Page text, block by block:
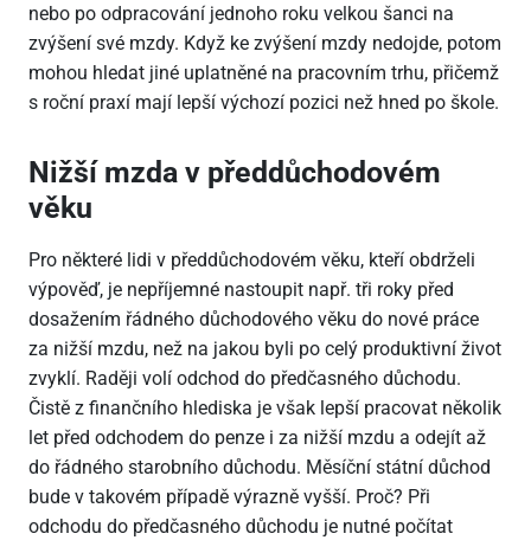
nebo po odpracování jednoho roku velkou šanci na
zvýšení své mzdy. Když ke zvýšení mzdy nedojde, potom
mohou hledat jiné uplatněné na pracovním trhu, přičemž
s roční praxí mají lepší výchozí pozici než hned po škole.
Nižší mzda v předdůchodovém
věku
Pro některé lidi v předdůchodovém věku, kteří obdrželi
výpověď, je nepříjemné nastoupit např. tři roky před
dosažením řádného důchodového věku do nové práce
za nižší mzdu, než na jakou byli po celý produktivní život
zvyklí. Raději volí odchod do předčasného důchodu.
Čistě z finančního hlediska je však lepší pracovat několik
let před odchodem do penze i za nižší mzdu a odejít až
do řádného starobního důchodu. Měsíční státní důchod
bude v takovém případě výrazně vyšší. Proč? Při
odchodu do předčasného důchodu je nutné počítat